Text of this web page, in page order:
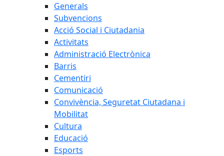
Generals
Subvencions
Acció Social i Ciutadania
Activitats
Administració Electrònica
Barris
Cementiri
Comunicació
Convivència, Seguretat Ciutadana i
Mobilitat
Cultura
Educació
Esports